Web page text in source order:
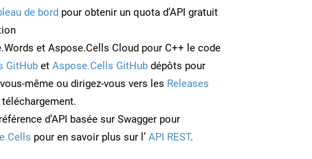
de bord pour obtenir un quota d’API gratuit
et Aspose.Cells Cloud pour C++ le code
GitHub et Aspose.Cells GitHub dépôts pour
même ou dirigez-vous vers les Releases
d’API basée sur Swagger pour
pour en savoir plus sur l’ API REST.